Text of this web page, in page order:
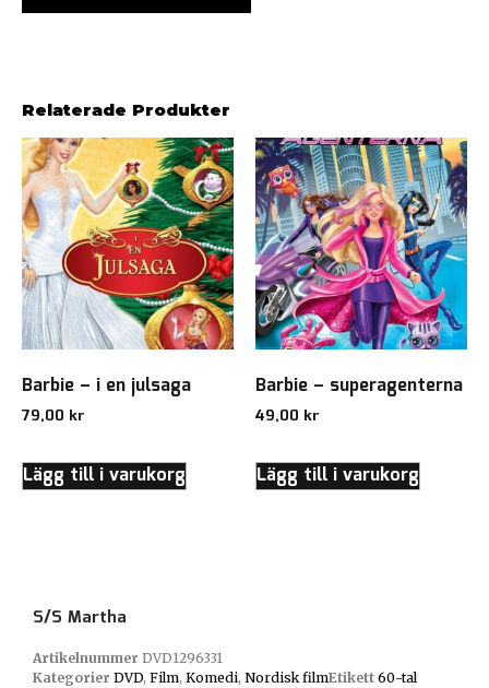
S/S Martha
Artikelnummer DVD1296331
Kategorier DVD, Film, Komedi, Nordisk filmEtikett 60-tal
Relaterade Produkter
Barbie – i en julsaga
79,00 kr
Lägg till i varukorg
Barbie – superagenterna
49,00 kr
Lägg till i varukorg